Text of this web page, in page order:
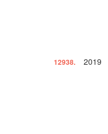
12938. 2019